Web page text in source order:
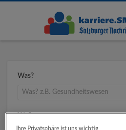
Was?
Wo?
Ihre Privatsphäre ist uns wichtig